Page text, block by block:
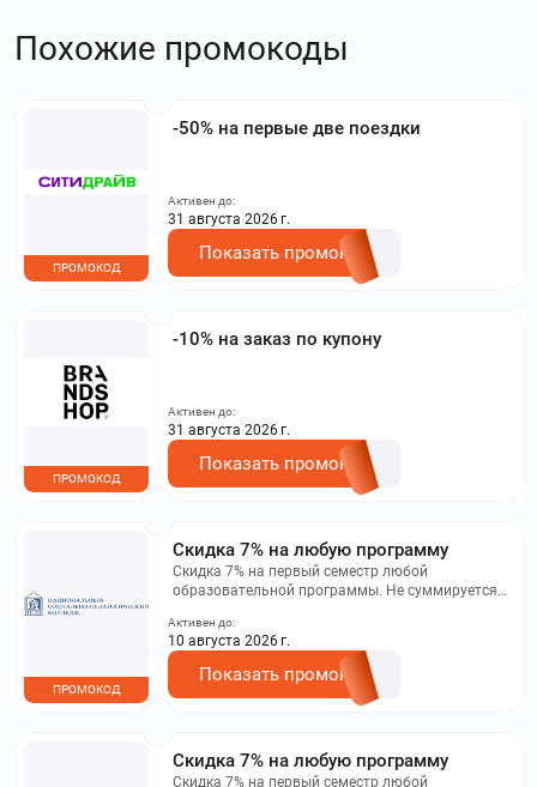
Похожие промокоды
-50% на первые две поездки
ПРОМОКОД
Активен до:
31 августа 2026 г.
Показать промокод
-10% на заказ по купону
ПРОМОКОД
Активен до:
31 августа 2026 г.
Показать промокод
Скидка 7% на любую программу
Скидка 7% на первый семестр любой
образовательной программы. Не суммируется с
на сайте.
ПРОМОКОД
Активен до:
10 августа 2026 г.
Показать промокод
Скидка 7% на любую программу
Скидка 7% на первый семестр любой